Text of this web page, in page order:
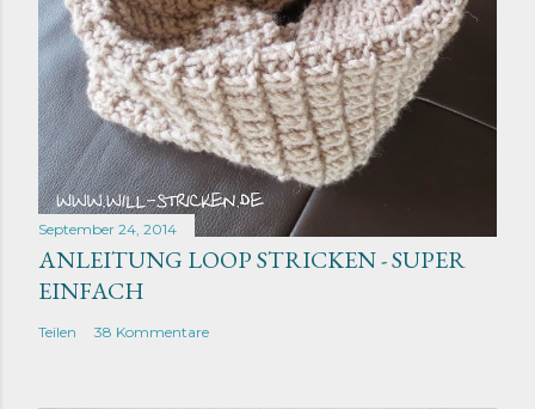
September 24, 2014
ANLEITUNG LOOP STRICKEN - SUPER
EINFACH
Teilen 38 Kommentare